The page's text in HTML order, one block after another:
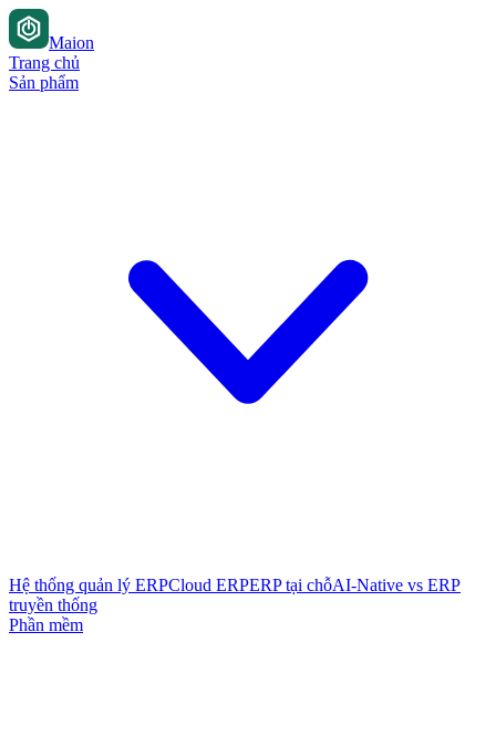
Maion
Trang chủ
Sản phẩm
Hệ thống quản lý ERPCloud ERPERP tại chỗAI-Native vs ERP
truyền thống
Phần mềm